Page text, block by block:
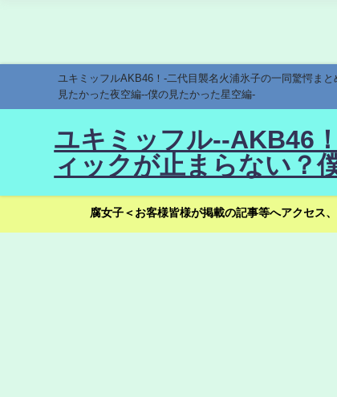
ユキミッフルAKB46！-二代目襲名火浦氷子の一同驚愕ま
見たかった夜空編--僕の見たかった星空編-
ユキミッフル--AKB46
ィックが止まらない？
腐女子＜お客様皆様が掲載の記事等へアクセス